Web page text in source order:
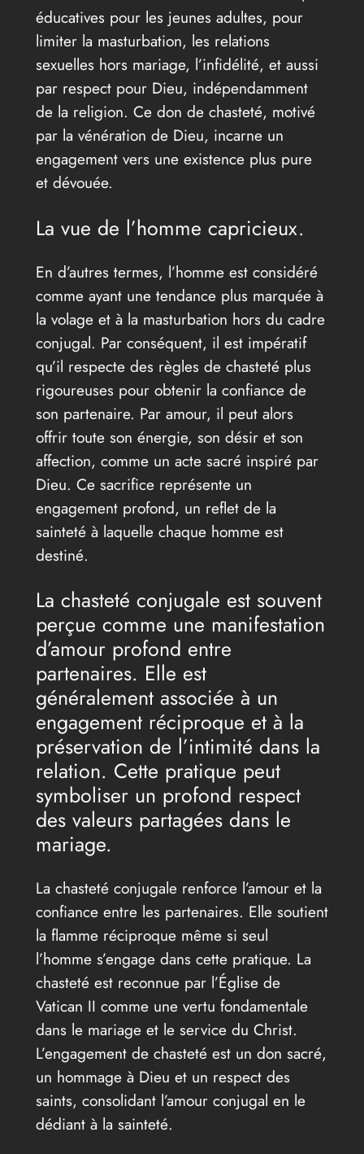
éducatives pour les jeunes adultes, pour
limiter la masturbation, les relations
sexuelles hors mariage, l’infidélité, et aussi
par respect pour Dieu, indépendamment
de la religion. Ce don de chasteté, motivé
par la vénération de Dieu, incarne un
engagement vers une existence plus pure
et dévouée.
La vue de l’homme capricieux.
En d’autres termes, l’homme est considéré
comme ayant une tendance plus marquée à
la volage et à la masturbation hors du cadre
conjugal. Par conséquent, il est impératif
qu’il respecte des règles de chasteté plus
rigoureuses pour obtenir la confiance de
son partenaire. Par amour, il peut alors
offrir toute son énergie, son désir et son
affection, comme un acte sacré inspiré par
Dieu. Ce sacrifice représente un
engagement profond, un reflet de la
sainteté à laquelle chaque homme est
destiné.
La chasteté conjugale est souvent
perçue comme une manifestation
d’amour profond entre
partenaires. Elle est
généralement associée à un
engagement réciproque et à la
préservation de l’intimité dans la
relation. Cette pratique peut
symboliser un profond respect
des valeurs partagées dans le
mariage.
La chasteté conjugale renforce l’amour et la
confiance entre les partenaires. Elle soutient
la flamme réciproque même si seul
l’homme s’engage dans cette pratique. La
chasteté est reconnue par l’Église de
Vatican II comme une vertu fondamentale
dans le mariage et le service du Christ.
L’engagement de chasteté est un don sacré,
un hommage à Dieu et un respect des
saints, consolidant l’amour conjugal en le
dédiant à la sainteté.